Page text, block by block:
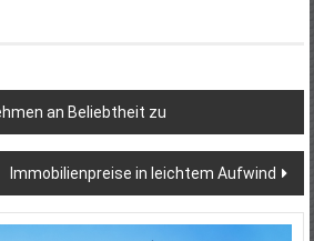
an Beliebtheit zu
Immobilienpreise in leichtem Aufwind